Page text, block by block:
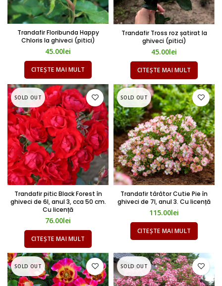
Trandafir Floribunda Happy
Chloris la ghiveci (pitici)
45.00lei
CITEȘTE MAI MULT
Trandafir Tross roz șatirat la
ghiveci (pitici)
45.00lei
CITEȘTE MAI MULT
SOLD OUT
Trandafir pitic Black Forest în
ghiveci de 6l, anul 3, cca 50 cm.
Cu licență
76.00lei
CITEȘTE MAI MULT
SOLD OUT
Trandafir târâtor Cutie Pie în
ghiveci de 7l, anul 3. Cu licență
115.00lei
CITEȘTE MAI MULT
SOLD OUT SOLD OUT